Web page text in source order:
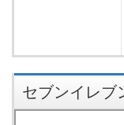
セブンイレブ